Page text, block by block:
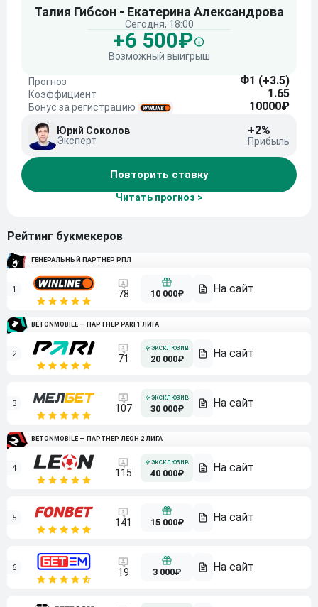
Талия Гибсон - Екатерина Александрова
Сегодня, 18:00
+6 500₽
Возможный выигрыш
Прогноз Ф1 (+3.5)
Коэффициент 1.65
Бонус за регистрацию 10000₽
Юрий Соколов
Эксперт
+2%
Прибыль
Повторить ставку
Читать прогноз >
Рейтинг букмекеров
ГЕНЕРАЛЬНЫЙ ПАРТНЕР РПЛ
1 78 10 000₽
BETONMOBILE — ПАРТНЕР PARI 1 ЛИГА
2 71 20 000₽
3 107 30 000₽
BETONMOBILE — ПАРТНЕР ЛЕОН 2 ЛИГА
4 115 40 000₽
5 141 15 000₽
6 19 3 000₽